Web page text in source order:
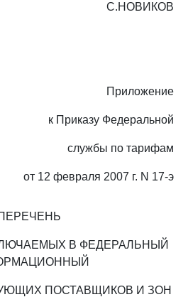
С.НОВИКОВ
Приложение
к Приказу Федеральной
службы по тарифам
от 12 февраля 2007 г. N 17-э
В ФЕДЕРАЛЬНЫЙ
ПОСТАВЩИКОВ И ЗОН